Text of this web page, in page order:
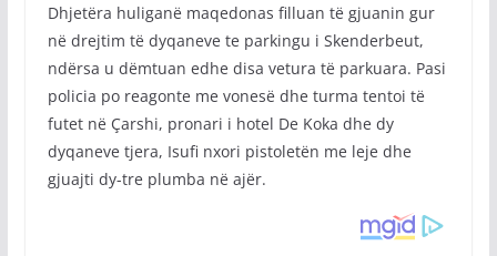
Dhjetëra huliganë maqedonas filluan të gjuanin gur
në drejtim të dyqaneve te parkingu i Skenderbeut,
ndërsa u dëmtuan edhe disa vetura të parkuara. Pasi
policia po reagonte me vonesë dhe turma tentoi të
futet në Çarshi, pronari i hotel De Koka dhe dy
dyqaneve tjera, Isufi nxori pistoletën me leje dhe
gjuajti dy-tre plumba në ajër.